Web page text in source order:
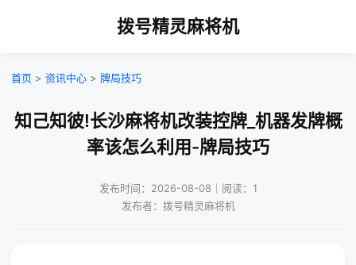
拨号精灵麻将机
首页 > 资讯中心 > 牌局技巧
知己知彼!长沙麻将机改装控牌_机器发牌概
率该怎么利用-牌局技巧
发布时间：2026-08-08｜阅读：1
发布者：拨号精灵麻将机